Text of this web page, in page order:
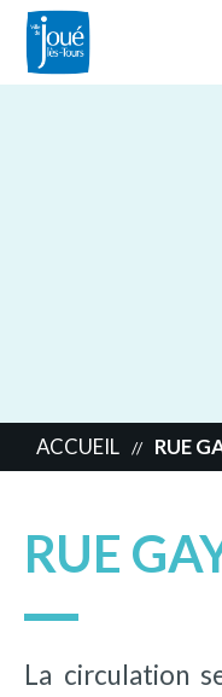
ACCUEIL // RUE
RUE
La circulation